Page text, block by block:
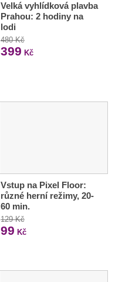
Velká vyhlídková plavba
Prahou: 2 hodiny na
lodi
480 Kč
399 Kč
Vstup na Pixel Floor:
různé herní režimy, 20-
60 min.
129 Kč
99 Kč